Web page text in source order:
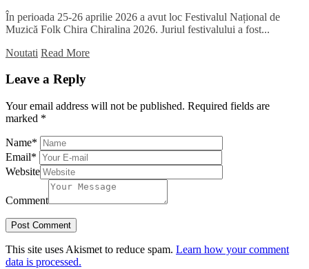
În perioada 25-26 aprilie 2026 a avut loc Festivalul Național de
Muzică Folk Chira Chiralina 2026. Juriul festivalului a fost...
Noutati Read More
Leave a Reply
Your email address will not be published. Required fields are
marked *
Name*
Email*
Website
Comment
This site uses Akismet to reduce spam. Learn how your comment
data is processed.